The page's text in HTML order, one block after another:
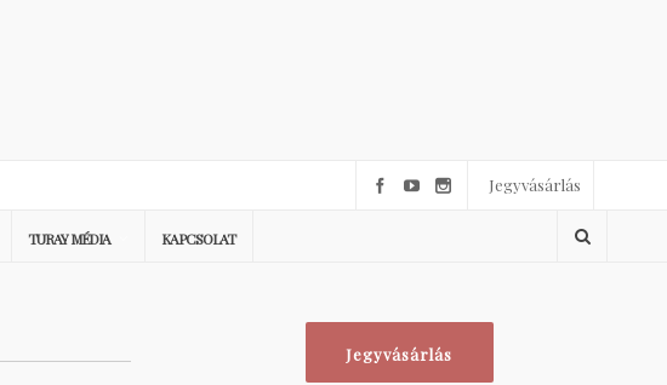
Jegyvásárlás
TURAY MÉDIA KAPCSOLAT
Jegyvásárlás